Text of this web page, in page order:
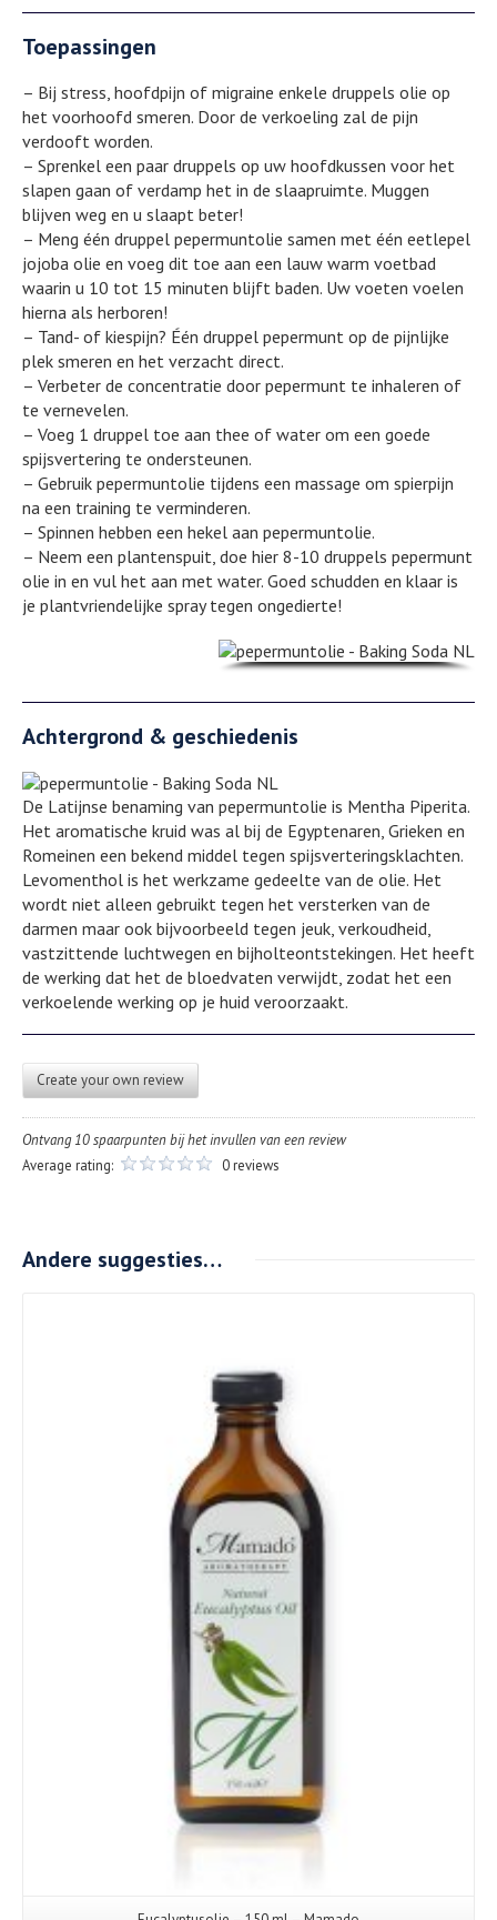
Toepassingen
– Bij stress, hoofdpijn of migraine enkele druppels olie op
het voorhoofd smeren. Door de verkoeling zal de pijn
verdooft worden.
– Sprenkel een paar druppels op uw hoofdkussen voor het
slapen gaan of verdamp het in de slaapruimte. Muggen
blijven weg en u slaapt beter!
– Meng één druppel pepermuntolie samen met één eetlepel
jojoba olie en voeg dit toe aan een lauw warm voetbad
waarin u 10 tot 15 minuten blijft baden. Uw voeten voelen
hierna als herboren!
– Tand- of kiespijn? Één druppel pepermunt op de pijnlijke
plek smeren en het verzacht direct.
– Verbeter de concentratie door pepermunt te inhaleren of
te vernevelen.
– Voeg 1 druppel toe aan thee of water om een goede
spijsvertering te ondersteunen.
– Gebruik pepermuntolie tijdens een massage om spierpijn
na een training te verminderen.
– Spinnen hebben een hekel aan pepermuntolie.
– Neem een plantenspuit, doe hier 8-10 druppels pepermunt
olie in en vul het aan met water. Goed schudden en klaar is
je plantvriendelijke spray tegen ongedierte!
Achtergrond & geschiedenis
De Latijnse benaming van pepermuntolie is Mentha Piperita.
Het aromatische kruid was al bij de Egyptenaren, Grieken en
Romeinen een bekend middel tegen spijsverteringsklachten.
Levomenthol is het werkzame gedeelte van de olie. Het
wordt niet alleen gebruikt tegen het versterken van de
darmen maar ook bijvoorbeeld tegen jeuk, verkoudheid,
vastzittende luchtwegen en bijholteontstekingen. Het heeft
de werking dat het de bloedvaten verwijdt, zodat het een
verkoelende werking op je huid veroorzaakt.
Create your own review
Ontvang 10 spaarpunten bij het invullen van een review
Average rating:
0 reviews
Andere suggesties…
Details